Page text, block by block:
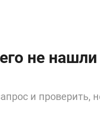
не
и проверить,